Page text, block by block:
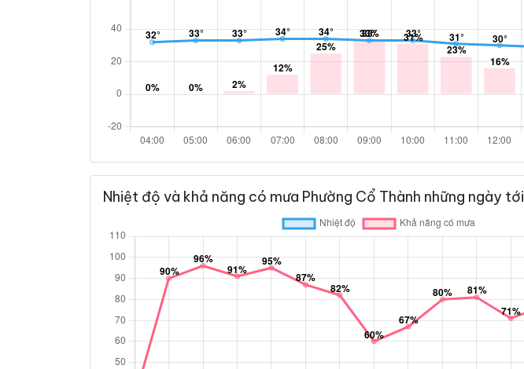
Nhiệt độ và khả năng có mưa Phường Cổ Thành những ngày tới